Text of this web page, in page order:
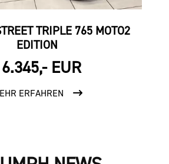
TRIPLE 765 MOTO2
EDITION
EUR
ERFAHREN